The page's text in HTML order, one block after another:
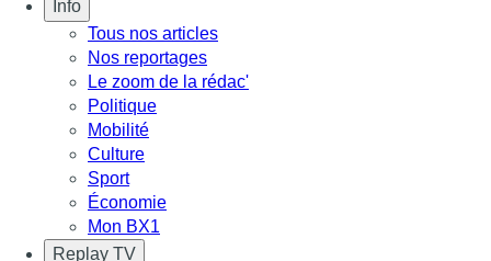
Info
Tous nos articles
Nos reportages
Le zoom de la rédac'
Politique
Mobilité
Culture
Sport
Économie
Mon BX1
Replay TV